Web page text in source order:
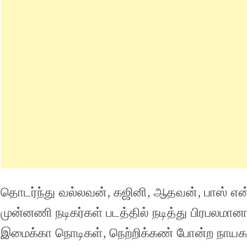
தொடர்ந்து வல்லவன், கஜினி, ஆதவன், பாஸ்
முன்னணி நடிகர்கள் படத்தில் நடித்து
இமைக்கா நொடிகள், நெற்றிக்கண் போன்ற